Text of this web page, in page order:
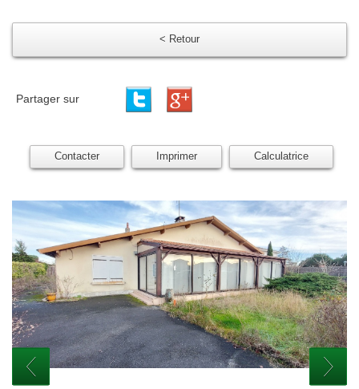
< Retour
Partager sur
Contacter Imprimer Calculatrice